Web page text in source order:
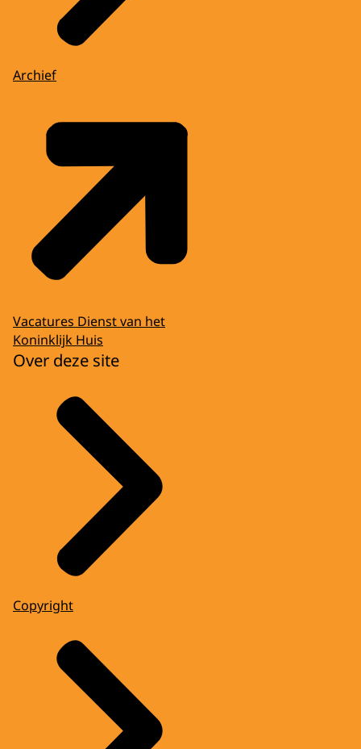
Archief
Vacatures Dienst van het
Koninklijk Huis
Over deze site
Copyright